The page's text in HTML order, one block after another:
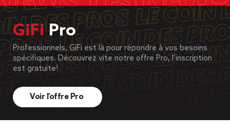
GiFiPro
Professionnels, GiFi est là pour répondre à vos besoins
spécifiques. Découvrez vite notre offre Pro, l’inscription
est gratuite!
Voir l’offre Pro